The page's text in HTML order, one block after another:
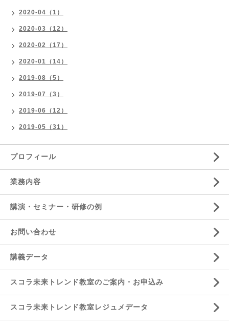
2020-04（1）
2020-03（12）
2020-02（17）
2020-01（14）
2019-08（5）
2019-07（3）
2019-06（12）
2019-05（31）
プロフィール
業務内容
講演・セミナー・研修の例
お問い合わせ
講義データ
スコラ未来トレンド教室のご案内・お申込み
スコラ未来トレンド教室レジュメデータ